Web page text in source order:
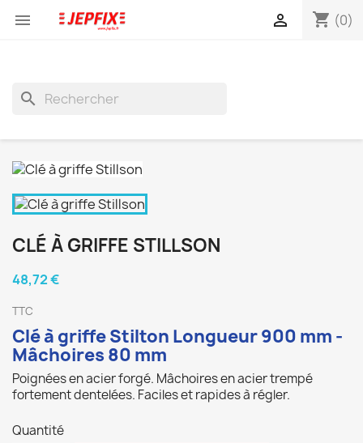
 shopping_cart (0)

search
CLÉ À GRIFFE STILLSON
48,72 €
TTC
Clé à griffe Stilton Longueur 900 mm -
Mâchoires 80 mm
Poignées en acier forgé. Mâchoires en acier trempé
fortement dentelées. Faciles et rapides à régler.
Quantité